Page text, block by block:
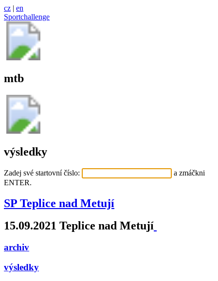
cz | en
Sportchallenge
mtb
výsledky
Zadej své startovní číslo:
a zmáčkni
ENTER.
SP Teplice nad Metují
15.09.2021 Teplice nad Metují
archiv
výsledky